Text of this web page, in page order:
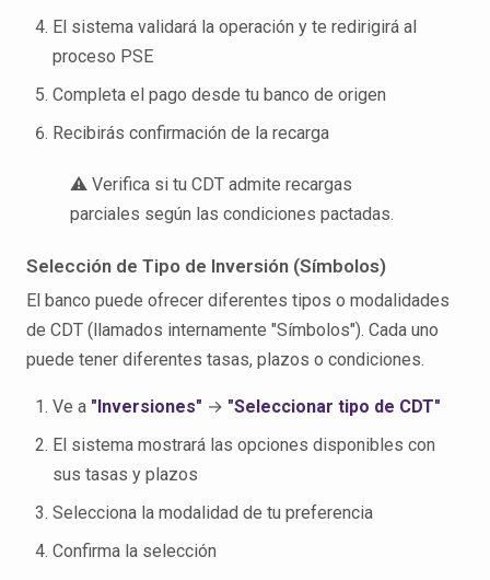
El sistema validará la operación y te redirigirá al
proceso PSE
Completa el pago desde tu banco de origen
Recibirás confirmación de la recarga
⚠️ Verifica si tu CDT admite recargas
parciales según las condiciones pactadas.
Selección de Tipo de Inversión (Símbolos)
El banco puede ofrecer diferentes tipos o modalidades
de CDT (llamados internamente "Símbolos"). Cada uno
puede tener diferentes tasas, plazos o condiciones.
Ve a "Inversiones" → "Seleccionar tipo de CDT"
El sistema mostrará las opciones disponibles con
sus tasas y plazos
Selecciona la modalidad de tu preferencia
Confirma la selección